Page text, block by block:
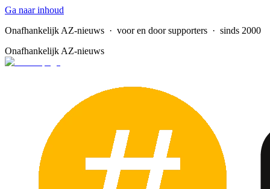
Ga naar inhoud
Onafhankelijk AZ-nieuws · voor en door supporters · sinds 2000
Onafhankelijk AZ-nieuws